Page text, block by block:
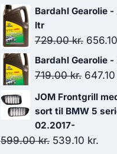
var:
Bardahl Gearolie
ltr
729.00kr. Den
pris
656.10
Bardahl Gearolie
719.00kr. Den
pris
719.00
647.10
JOM Frontgrill
sort til BMW 5
02.2017-
599.00kr. Den
539.10 kr.